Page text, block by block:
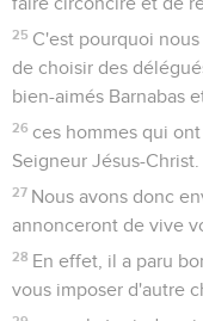
25 C'est pourquoi
de choisir des
bien-aimés Barnabas
26 ces hommes qui
Seigneur Jésus-Christ.
27 Nous avons donc
annonceront de vive
28 En effet, il a paru
vous imposer d'autre